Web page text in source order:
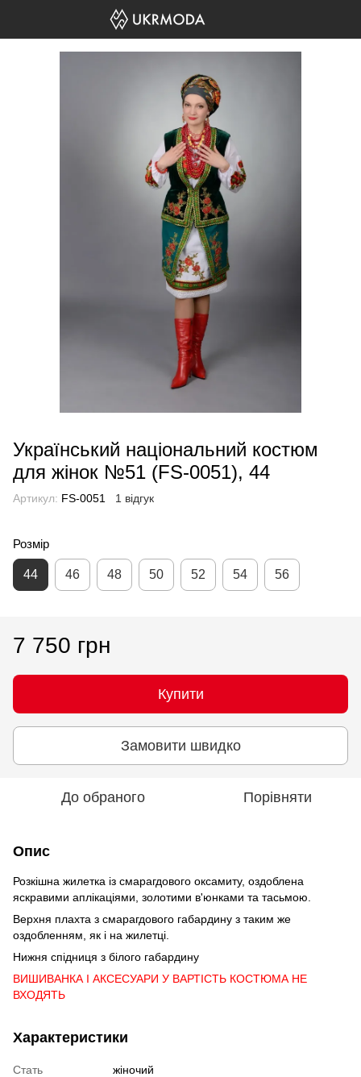
Український національний костюм
для жінок №51 (FS-0051), 44
Артикул: FS-0051 1 відгук
Розмір
44 46 48 50 52 54 56
7 750 грн
Купити
Замовити швидко
До обраного Порівняти
Опис
Розкішна жилетка із смарагдового оксамиту, оздоблена
яскравими аплікаціями, золотими в'юнками та тасьмою.
Верхня плахта з смарагдового габардину з таким же
оздобленням, як і на жилетці.
Нижня спідниця з білого габардину
ВИШИВАНКА І АКСЕСУАРИ У ВАРТІСТЬ КОСТЮМА НЕ
ВХОДЯТЬ
Характеристики
Стать
жіночий